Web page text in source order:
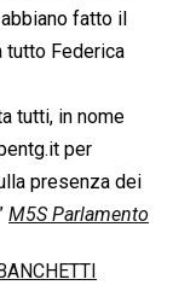
fatto il
tutto Federica
tutti, in nome
per
presenza dei
M5S Parlamento